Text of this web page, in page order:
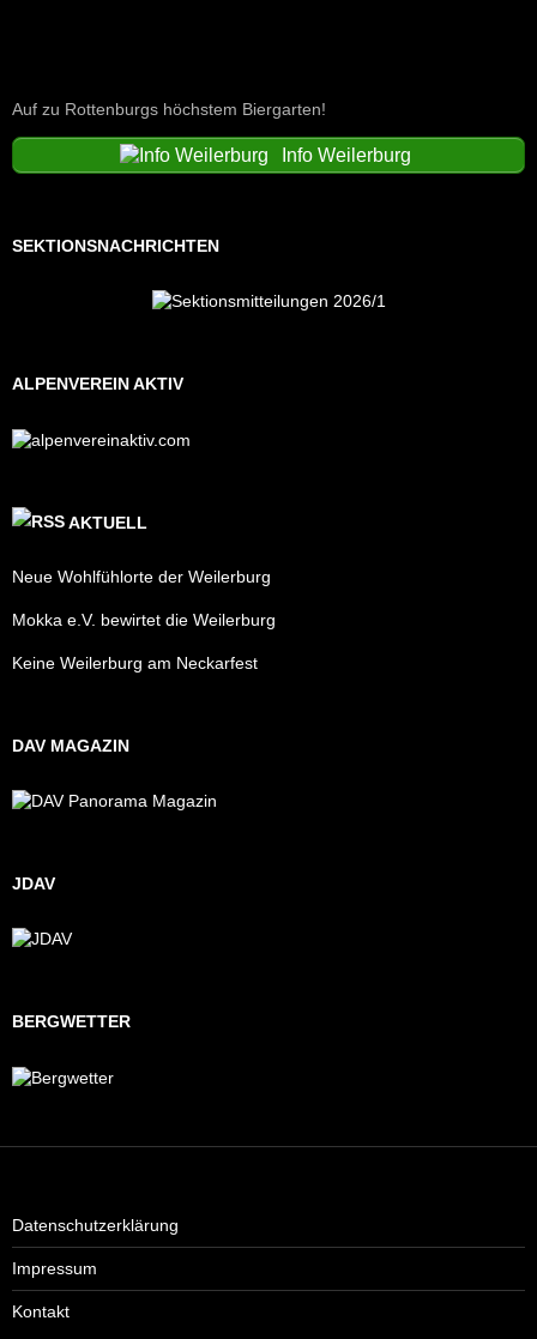
Auf zu Rottenburgs höchstem Biergarten!
Info Weilerburg
SEKTIONSNACHRICHTEN
ALPENVEREIN AKTIV
AKTUELL
Neue Wohlfühlorte der Weilerburg
Mokka e.V. bewirtet die Weilerburg
Keine Weilerburg am Neckarfest
DAV MAGAZIN
JDAV
BERGWETTER
Datenschutzerklärung
Impressum
Kontakt